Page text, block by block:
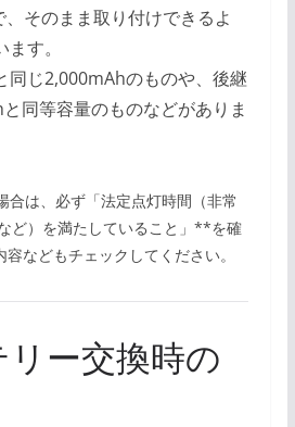
、そのまま取り付けできるよ
す。
同じ2,000mAhのものや、後継
同等容量のものなどがありま
は、必ず「法定点灯時間（非常
ど）を満たしていること」**を確
などもチェックしてください。
ー交換時の